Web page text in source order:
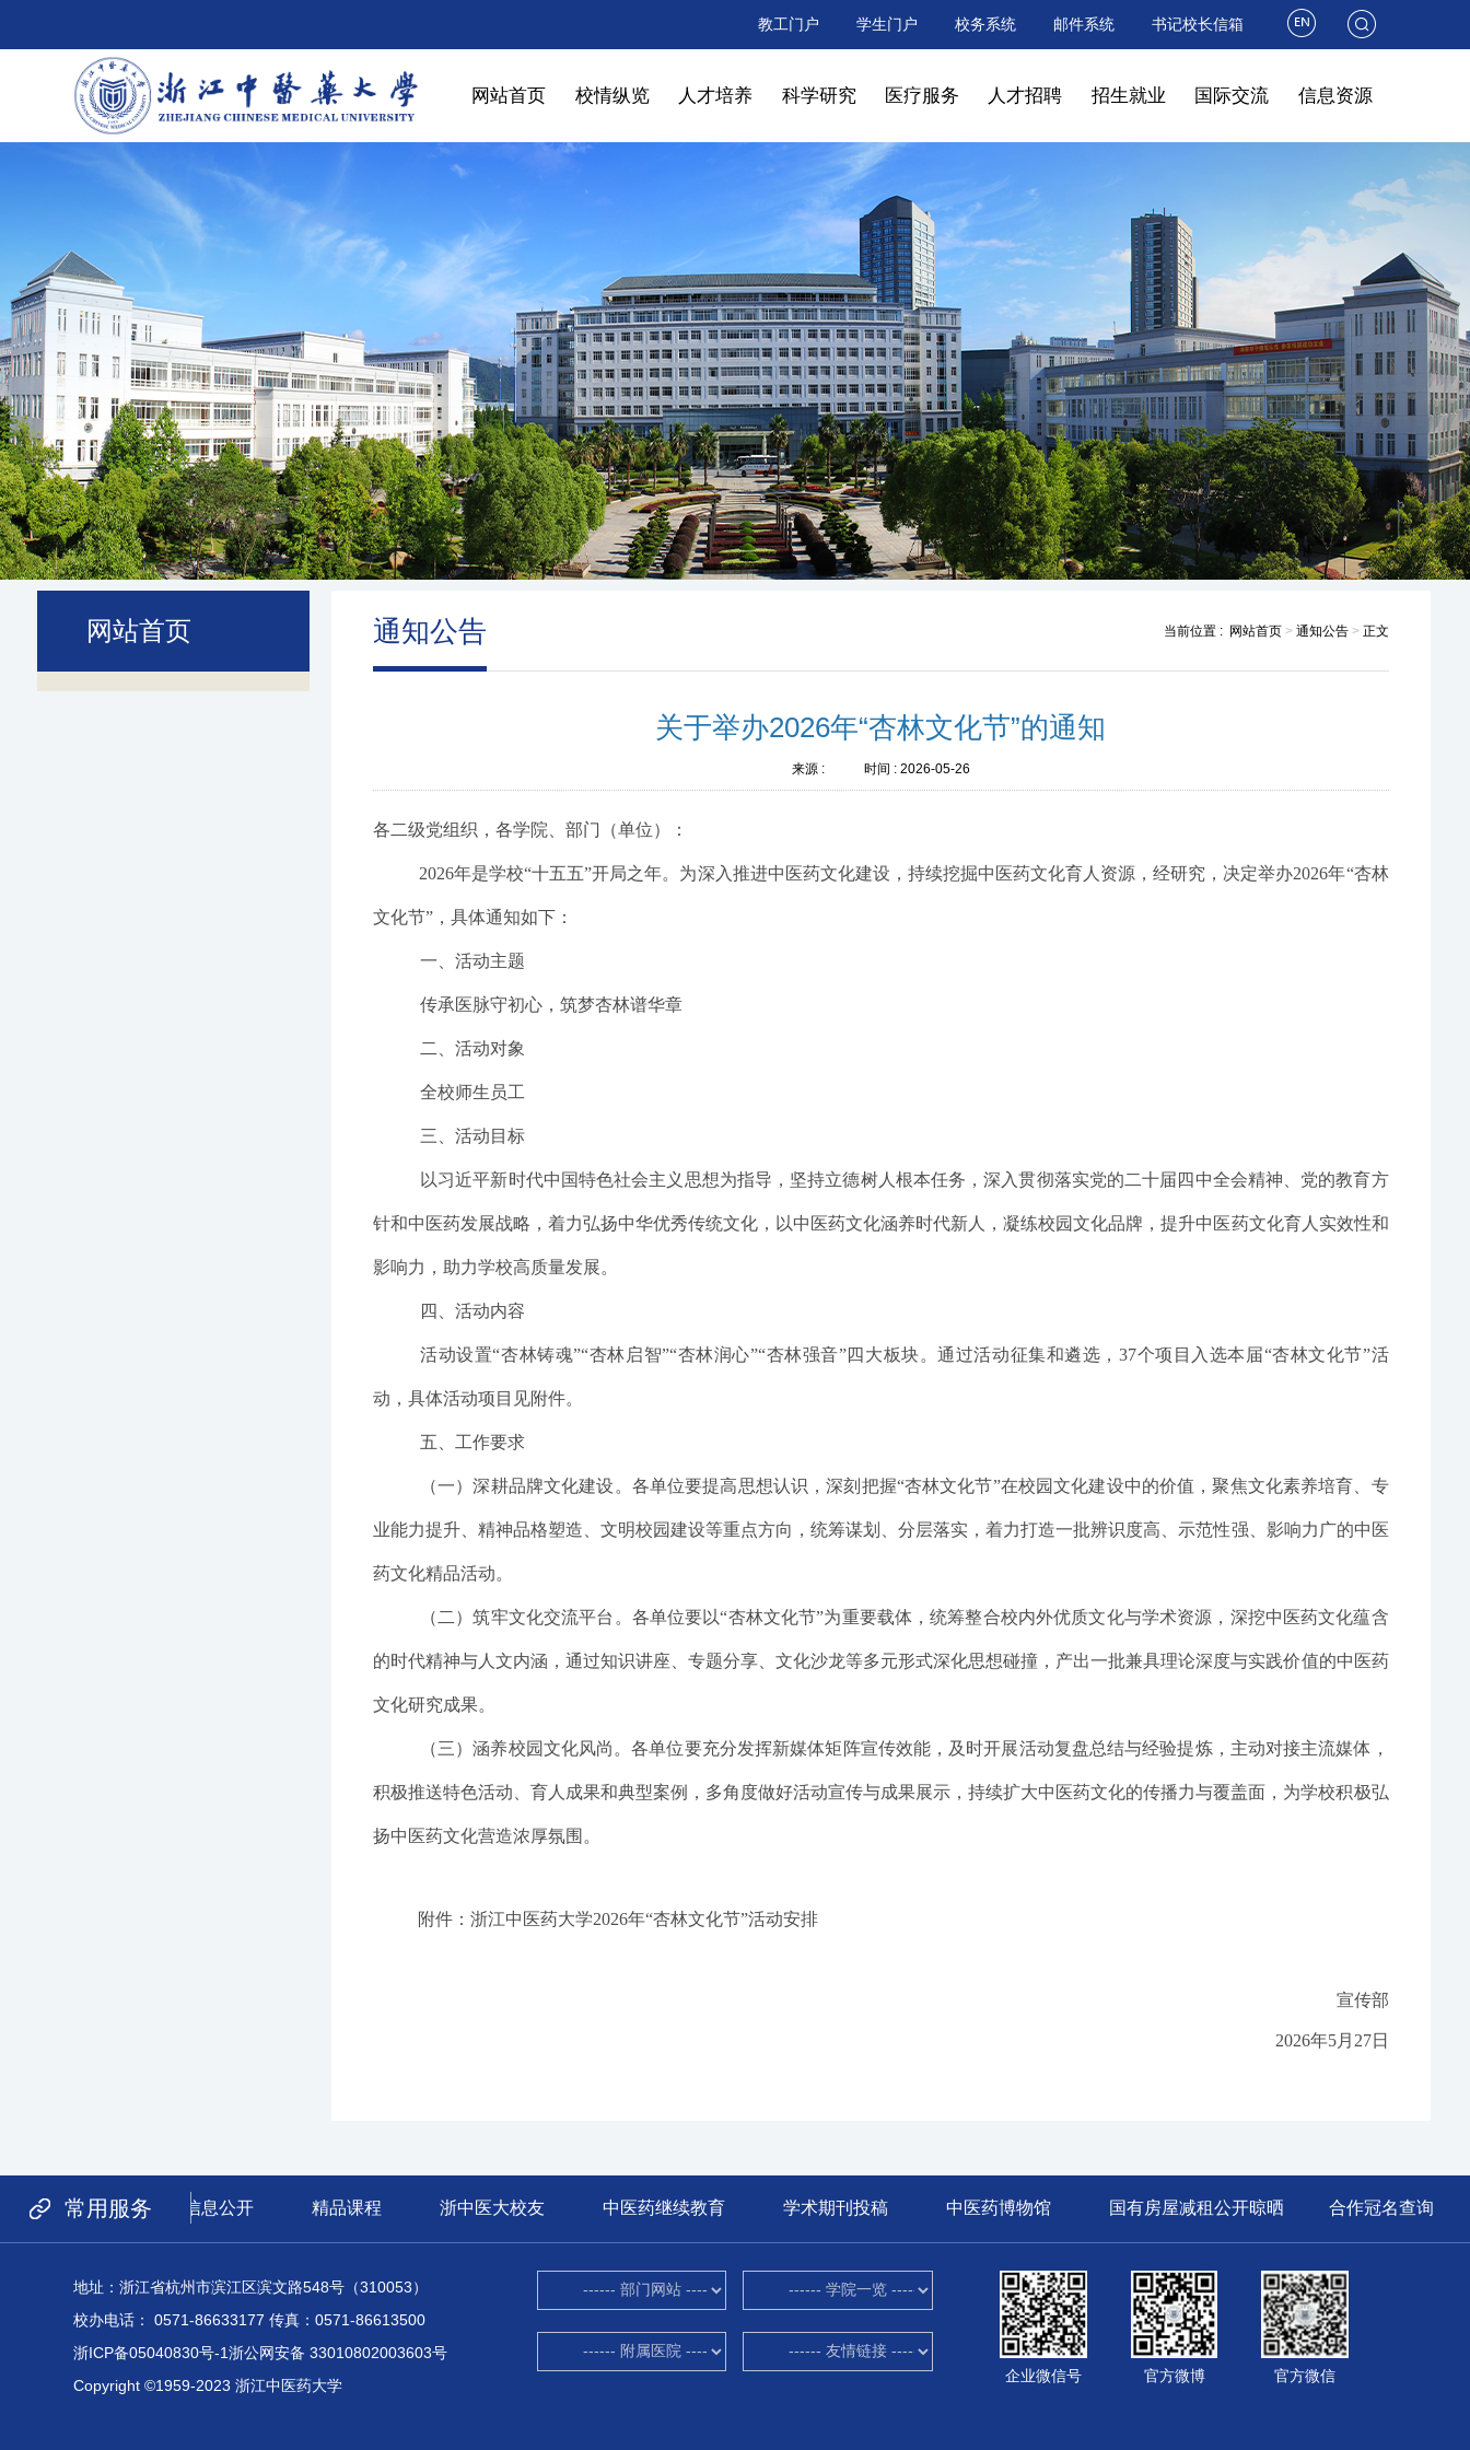
教工门户 学生门户 校务系统 邮件系统 书记校长信箱
网站首页 校情纵览 人才培养 科学研究 医疗服务 人才招聘 招生就业 国际交流 信息资源
网站首页 通知公告 当前位置 : 网站首页> 通知公告> 正文
关于举办2026年“杏林文化节”的通知
来源 : 时间 : 2026-05-26
各二级党组织，各学院、部门（单位）：
2026年是学校“十五五”开局之年。 为深入推进中医药文化建设， 持续挖掘中医药文化育人资源，经研究，决定举办2026年“杏林
文化节”，具体通知如下：
一、活动主题
传承医脉守初心，筑梦杏林谱华章
二、活动对象
全校师生员工
三、活动目标
以习近平新时代中国特色社会主义思想为指导，坚持立德树人根本任务，深入贯彻落实党的二十届四中全会精神、党的教育方
针和中医药发展战略，着力弘扬中华优秀传统文化， 以中医药文化涵养时代新人 ，凝练校园文化品牌，提升中医药文化育人实效性和
影响力， 助力学校高质量发展。
四、活动内容
活动设置“杏林铸魂”“杏林启智”“杏林润心”“杏林强音”四大板块。通过活动征集和遴选， 37个项目入选本届“杏林文化节”活
动 ，具体活动项目见附件。
五、工作要求
（一）深耕品牌文化建设 。 各单位要提高思想认识 ，深刻把握“杏林文化节”在校园文化建设中的价值，聚焦文化素养培育、专
业能力提升 、精神品格塑造、文明校园建设等重点方向，统筹谋划、分层落实，着力打造一批辨识度高、示范性强、影响力广的中医
药文化精品活动。
（二）筑牢文化交流平台。 各单位要以“杏林文化节”为重要载体，统筹整合校内外优质文化与学术资源，深挖中医药文化蕴含
的时代精神与人文内涵，通过知识讲座 、专题分享、文化沙龙等多元形式深化思想碰撞，产出一批兼具理论深度与实践价值的中医药
文化研究成果。
（三）涵养校园文化风尚。各单位要充分发挥新媒体矩阵宣传效能，及时开展活动复盘总结与经验提炼，主动对接主流媒体，
积极推送特色活动、育人成果和典型案例，多角度做好活动宣传与成果展示，持续扩大中医药文化的传播力与覆盖面，为学校积极弘
扬中医药文化营造浓厚氛围。
附件：浙江中医药大学2026年“杏林文化节”活动安排
宣传部
2026年5月27日
常用服务 信息公开 精品课程 浙中医大校友 中医药继续教育 学术期刊投稿 中医药博物馆 国有房屋减租公开晾晒 合作冠名查询
地址：浙江省杭州市滨江区滨文路548号（310053）
校办电话： 0571-86633177 传真：0571-86613500
浙ICP备05040830号-1浙公网安备 33010802003603号
Copyright ©1959-2023 浙江中医药大学
企业微信号 官方微博 官方微信